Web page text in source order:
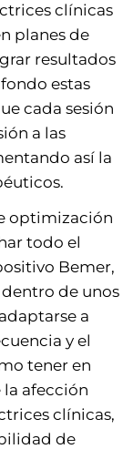
clínicas
planes de
resultados
estas
cada sesión
a las
así la
optimización
todo el
Bemer,
de unos
a
y el
tener en
la afección
clínicas,
de